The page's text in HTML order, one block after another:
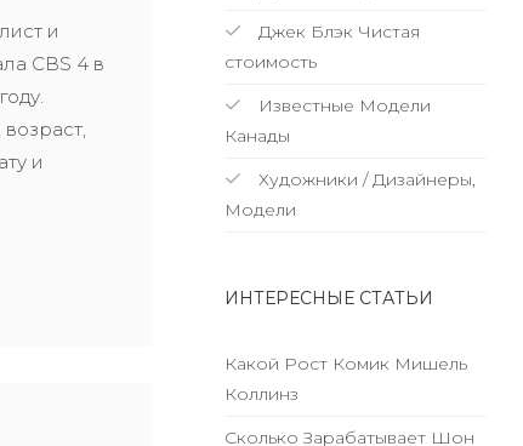
и
CBS 4 в
и
Джек Блэк Чистая
стоимость
Известные Модели
Канады
Художники / Дизайнеры,
Модели
ИНТЕРЕСНЫЕ СТАТЬИ
Какой Рост Комик Мишель
Коллинз
Сколько Зарабатывает Шон